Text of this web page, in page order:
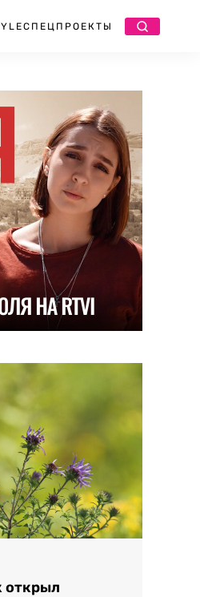
СПЕЦПРОЕКТЫ
открыл